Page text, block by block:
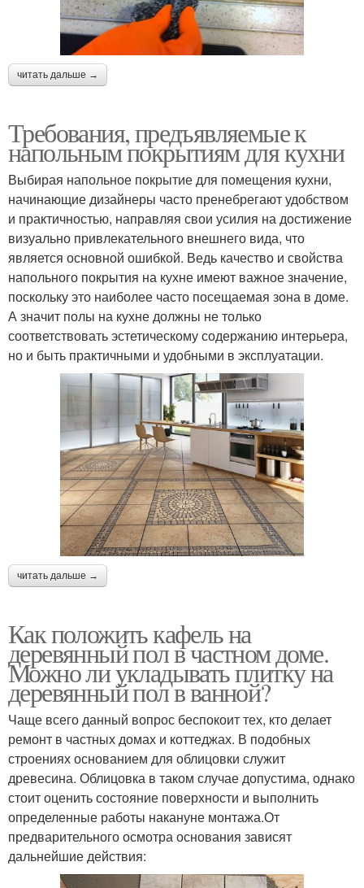
читать дальше →
Требования, предъявляемые к
напольным покрытиям для кухни
Выбирая напольное покрытие для помещения кухни,
начинающие дизайнеры часто пренебрегают удобством
и практичностью, направляя свои усилия на достижение
визуально привлекательного внешнего вида, что
является основной ошибкой. Ведь качество и свойства
напольного покрытия на кухне имеют важное значение,
поскольку это наиболее часто посещаемая зона в доме.
А значит полы на кухне должны не только
соответствовать эстетическому содержанию интерьера,
но и быть практичными и удобными в эксплуатации.
читать дальше →
Как положить кафель на
деревянный пол в частном доме.
Можно ли укладывать плитку на
деревянный пол в ванной?
Чаще всего данный вопрос беспокоит тех, кто делает
ремонт в частных домах и коттеджах. В подобных
строениях основанием для облицовки служит
древесина. Облицовка в таком случае допустима, однако
стоит оценить состояние поверхности и выполнить
определенные работы накануне монтажа.От
предварительного осмотра основания зависят
дальнейшие действия: